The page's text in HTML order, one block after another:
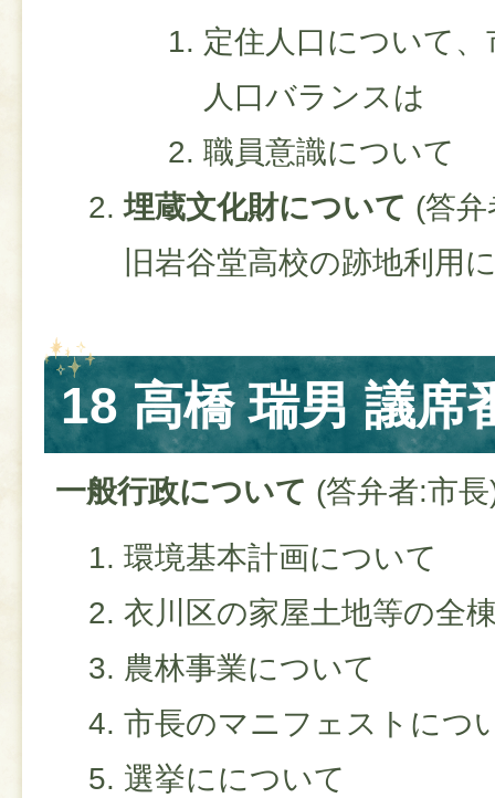
定住人口について
人口バランスは
職員意識について
埋蔵文化財について (答
旧岩谷堂高校の跡地利用
18 高橋 瑞男 議席
一般行政について (答弁者:市
環境基本計画について
衣川区の家屋土地等の全
農林事業について
市長のマニフェストにつ
選挙にについて